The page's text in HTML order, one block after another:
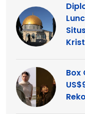
Box